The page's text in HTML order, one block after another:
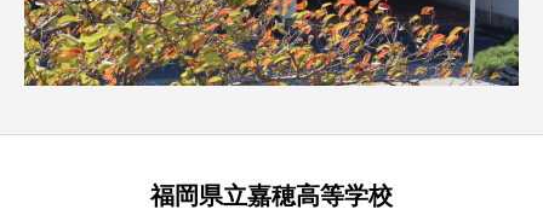
福岡県立嘉穂高等学校